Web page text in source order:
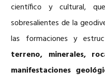
científico y cultural,
sobresalientes de la
las formaciones y
terreno, minerales,
manifestaciones